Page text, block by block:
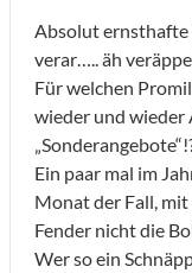
Absolut ernsthafte
verar….. äh
Für welchen
wieder und wieder
Ein paar mal im
Monat der Fall,
Fender nicht die
Wer so ein